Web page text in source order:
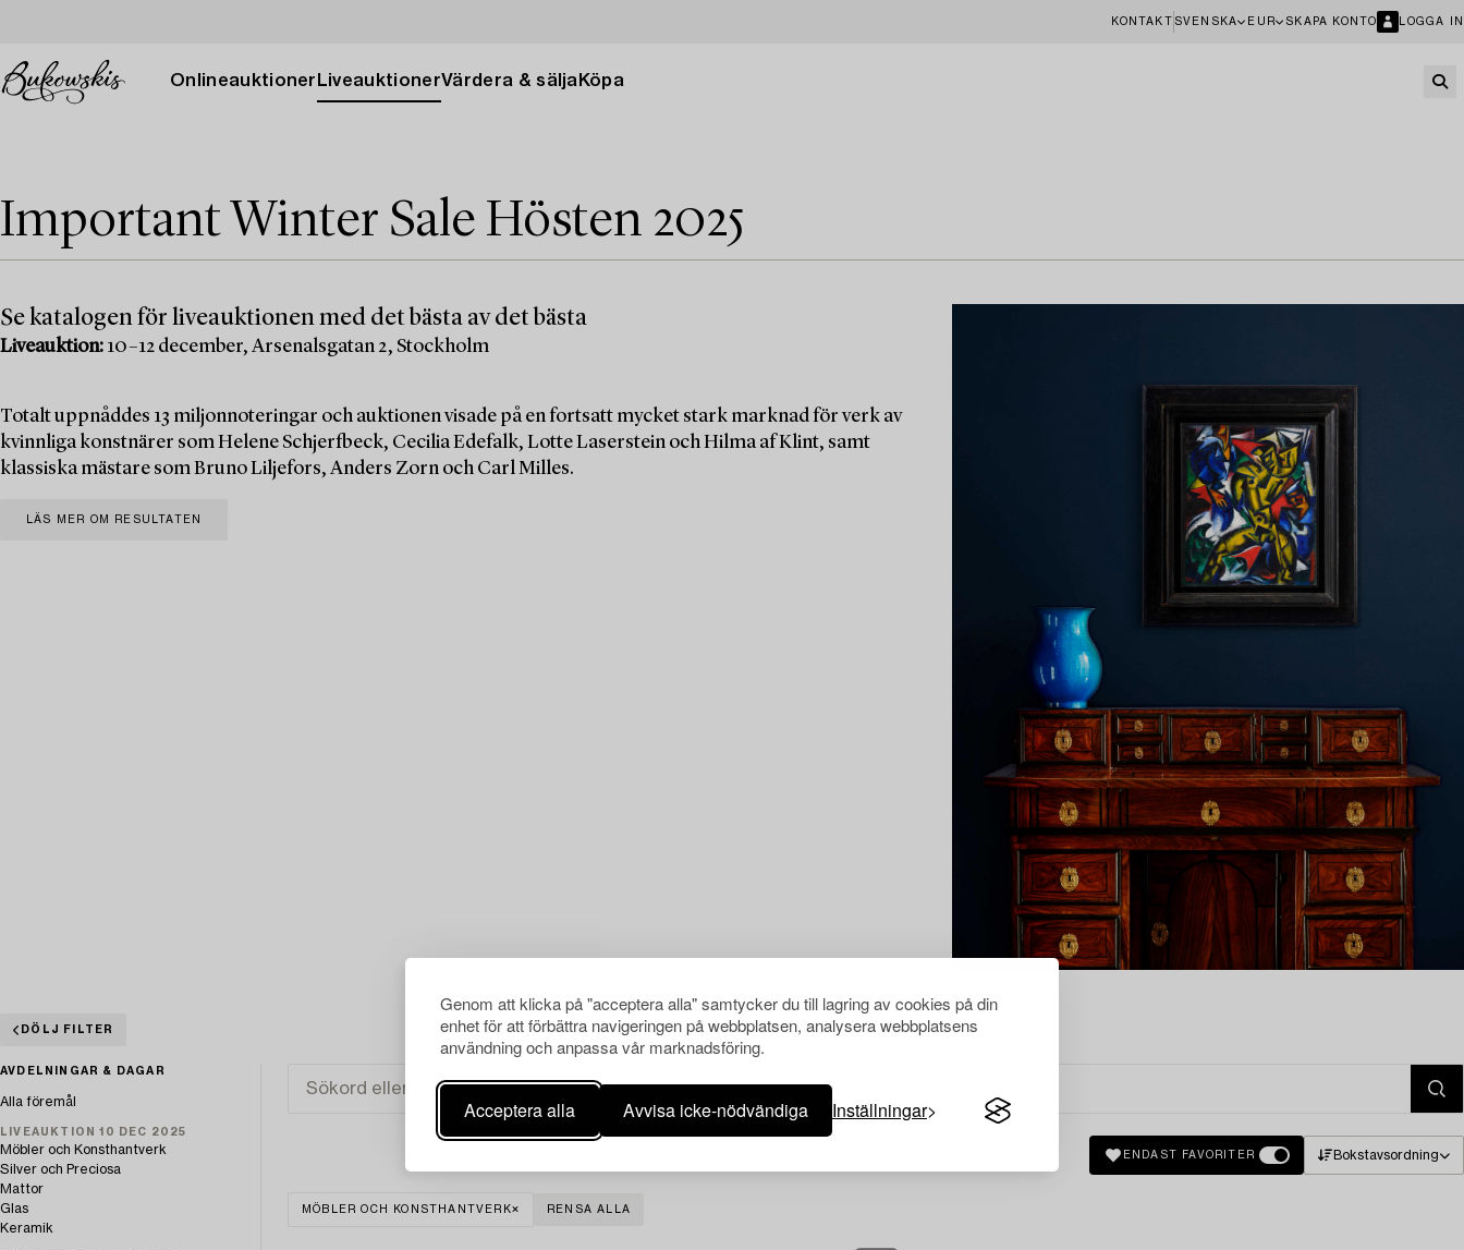
Genom att klicka på "acceptera alla" samtycker du till lagring av cookies på din
enhet för att förbättra navigeringen på webbplatsen, analysera webbplatsens
användning och anpassa vår marknadsföring.
Acceptera alla Avvisa icke-nödvändiga Inställningar
KONTAKT SVENSKA EUR SKAPA KONTO LOGGA IN
Onlineauktioner LiveauktionerVärdera & sälja Köpa
Important Winter Sale Hösten 2025
Se katalogen för liveauktionen med det bästa av det bästa
Liveauktion: 10–12 december, Arsenalsgatan 2, Stockholm
Totalt uppnåddes 13 miljonnoteringar och auktionen visade på en fortsatt mycket stark marknad för verk av
kvinnliga konstnärer som Helene Schjerfbeck, Cecilia Edefalk, Lotte Laserstein och Hilma af Klint, samt
klassiska mästare som Bruno Liljefors, Anders Zorn och Carl Milles.
LÄS MER OM RESULTATEN
DÖLJ FILTER
AVDELNINGAR & DAGAR
Alla föremål
LIVEAUKTION 10 DEC 2025
Möbler och Konsthantverk
Silver och Preciosa
Mattor
Glas
Keramik
ENDAST FAVORITER Bokstavsordning
MÖBLER OCH KONSTHANTVERK RENSA ALLA